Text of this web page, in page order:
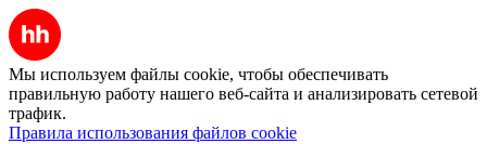
Мы используем файлы cookie, чтобы обеспечивать
правильную работу нашего веб-сайта и анализировать сетевой
трафик.
Правила использования файлов cookie